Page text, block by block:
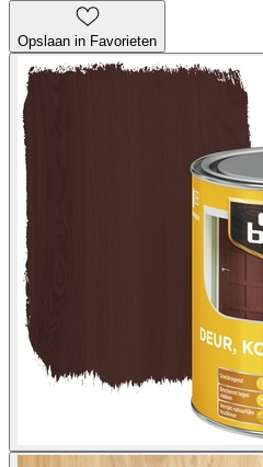
Opslaan in Favorieten